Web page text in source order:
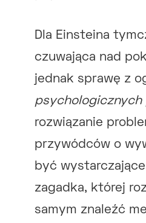
Dla Einsteina
czuwająca nad
jednak sprawę z
psychologicznych
rozwiązanie
przywódców o
być
zagadka, której
samym znaleźć